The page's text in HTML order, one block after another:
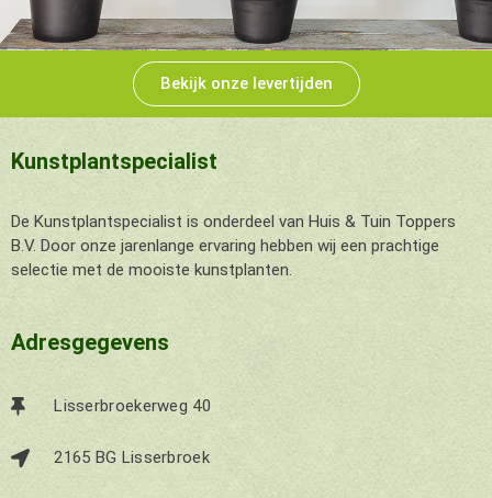
Bekijk onze levertijden
Kunstplantspecialist
De Kunstplantspecialist is onderdeel van Huis & Tuin Toppers
B.V. Door onze jarenlange ervaring hebben wij een prachtige
selectie met de mooiste kunstplanten.
Adresgegevens
Lisserbroekerweg 40
2165 BG Lisserbroek